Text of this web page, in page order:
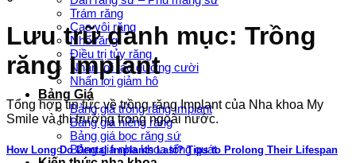
Trám răng
Cạo vôi răng
Nhổ răng
Điều trị tủy răng
Nhấn lợi tạo đường cười
Nhấn lợi giảm hô
Bảng Giá
Bảng giá trồng răng Implant
Bảng giá niềng răng
Bảng giá bọc răng sứ
Bảng giá nha khoa tổng quát
Lưu trữ danh mục: Trồng
răng Implant
Tổng hợp tin tức về trồng răng Implant của Nha khoa My
Smile và thị trường trong ngoài nước.
How Long Do Dental Implants Last? Tips to Prolong Their Lifespan